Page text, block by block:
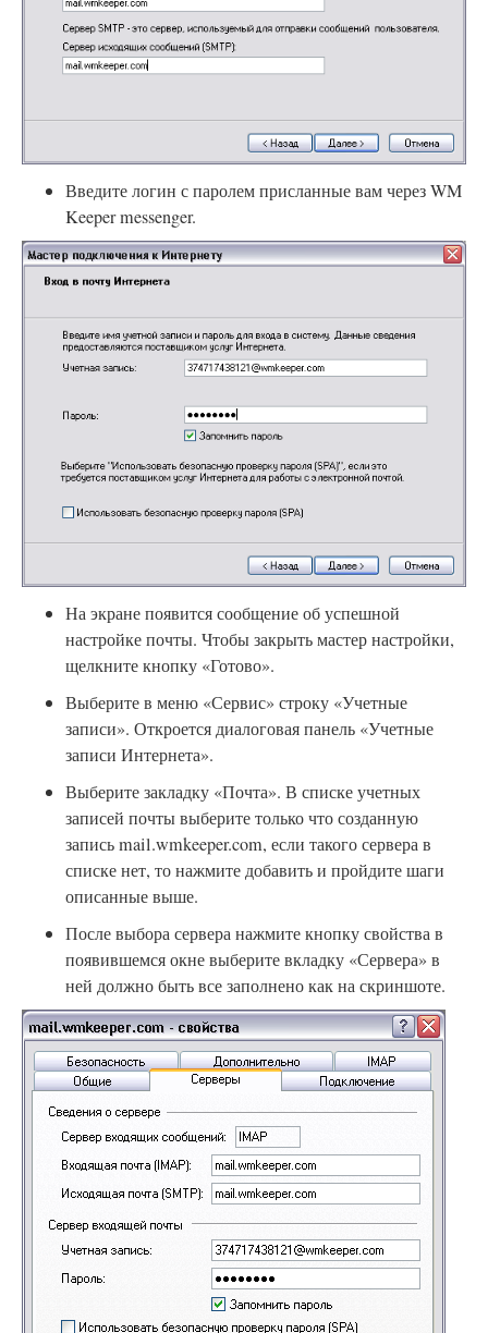
Введите логин с паролем присланные вам через WM
Keeper messenger.
На экране появится сообщение об успешной
настройке почты. Чтобы закрыть мастер настройки,
щелкните кнопку «Готово».
Выберите в меню «Сервис» строку «Учетные
записи». Откроется диалоговая панель «Учетные
записи Интернета».
Выберите закладку «Почта». В списке учетных
записей почты выберите только что созданную
запись mail.wmkeeper.com, если такого сервера в
списке нет, то нажмите добавить и пройдите шаги
описанные выше.
После выбора сервера нажмите кнопку свойства в
появившемся окне выберите вкладку «Сервера» в
ней должно быть все заполнено как на скриншоте.